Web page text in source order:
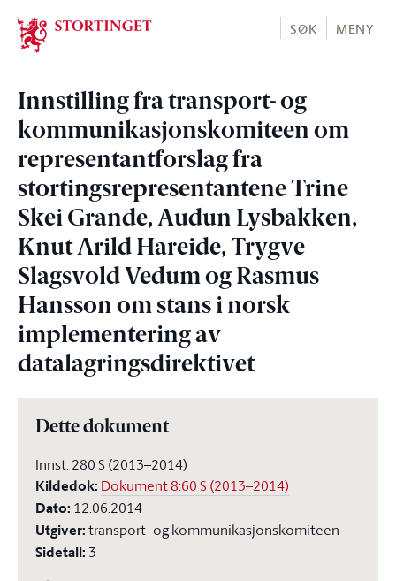
Stortinget.no
SØK MENY
Innstilling fra transport- og
kommunikasjonskomiteen om
representantforslag fra
stortingsrepresentantene Trine
Skei Grande, Audun Lysbakken,
Knut Arild Hareide, Trygve
Slagsvold Vedum og Rasmus
Hansson om stans i norsk
implementering av
datalagringsdirektivet
Dette dokument
Innst. 280 S (2013–2014)
Kildedok: Dokument 8:60 S (2013–2014)
Dato: 12.06.2014
Utgiver:transport- og kommunikasjonskomiteen
Sidetall: 3